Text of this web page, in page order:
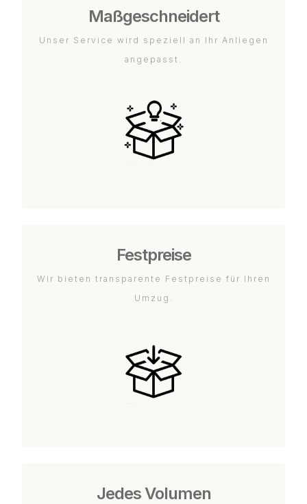
Maßgeschneidert
Unser Service wird speziell an Ihr Anliegen
angepasst.
Festpreise
Wir bieten transparente Festpreise für Ihren
Umzug.
Jedes Volumen